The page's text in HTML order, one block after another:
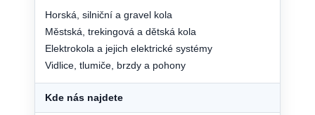
Horská, silniční a gravel kola
Městská, trekingová a dětská kola
Elektrokola a jejich elektrické systémy
Vidlice, tlumiče, brzdy a pohony
Kde nás najdete